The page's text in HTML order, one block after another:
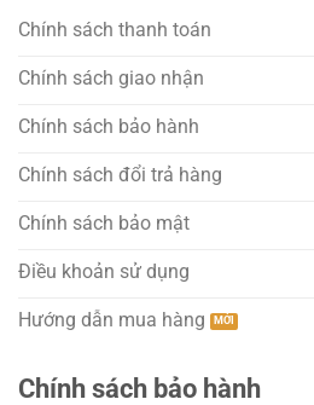
Chính sách thanh toán
Chính sách giao nhận
Chính sách bảo hành
Chính sách đổi trả hàng
Chính sách bảo mật
Điều khoản sử dụng
Hướng dẫn mua hàng
Chính sách bảo hành